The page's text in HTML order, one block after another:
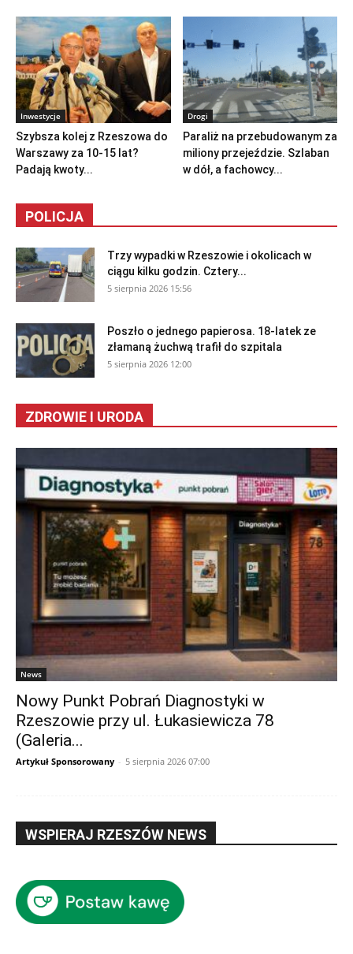
Inwestycje
Szybsza kolej z Rzeszowa do
Warszawy za 10-15 lat?
Padają kwoty...
Drogi
Paraliż na przebudowanym za
miliony przejeździe. Szlaban
w dół, a fachowcy...
POLICJA
Trzy wypadki w Rzeszowie i okolicach w
ciągu kilku godzin. Cztery...
5 sierpnia 2026 15:56
Poszło o jednego papierosa. 18-latek ze
złamaną żuchwą trafił do szpitala
5 sierpnia 2026 12:00
ZDROWIE I URODA
News
Nowy Punkt Pobrań Diagnostyki w
Rzeszowie przy ul. Łukasiewicza 78
(Galeria...
Artykuł Sponsorowany - 5 sierpnia 2026 07:00
WSPIERAJ RZESZÓW NEWS